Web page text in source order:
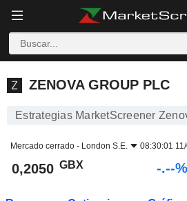
ZENOVA GROUP PLC
ZENOVA GROUP PLC
Estrategias MarketScreener
Mercado cerrado - London S.E. 08:30:01
0,2050 GBX -.--%